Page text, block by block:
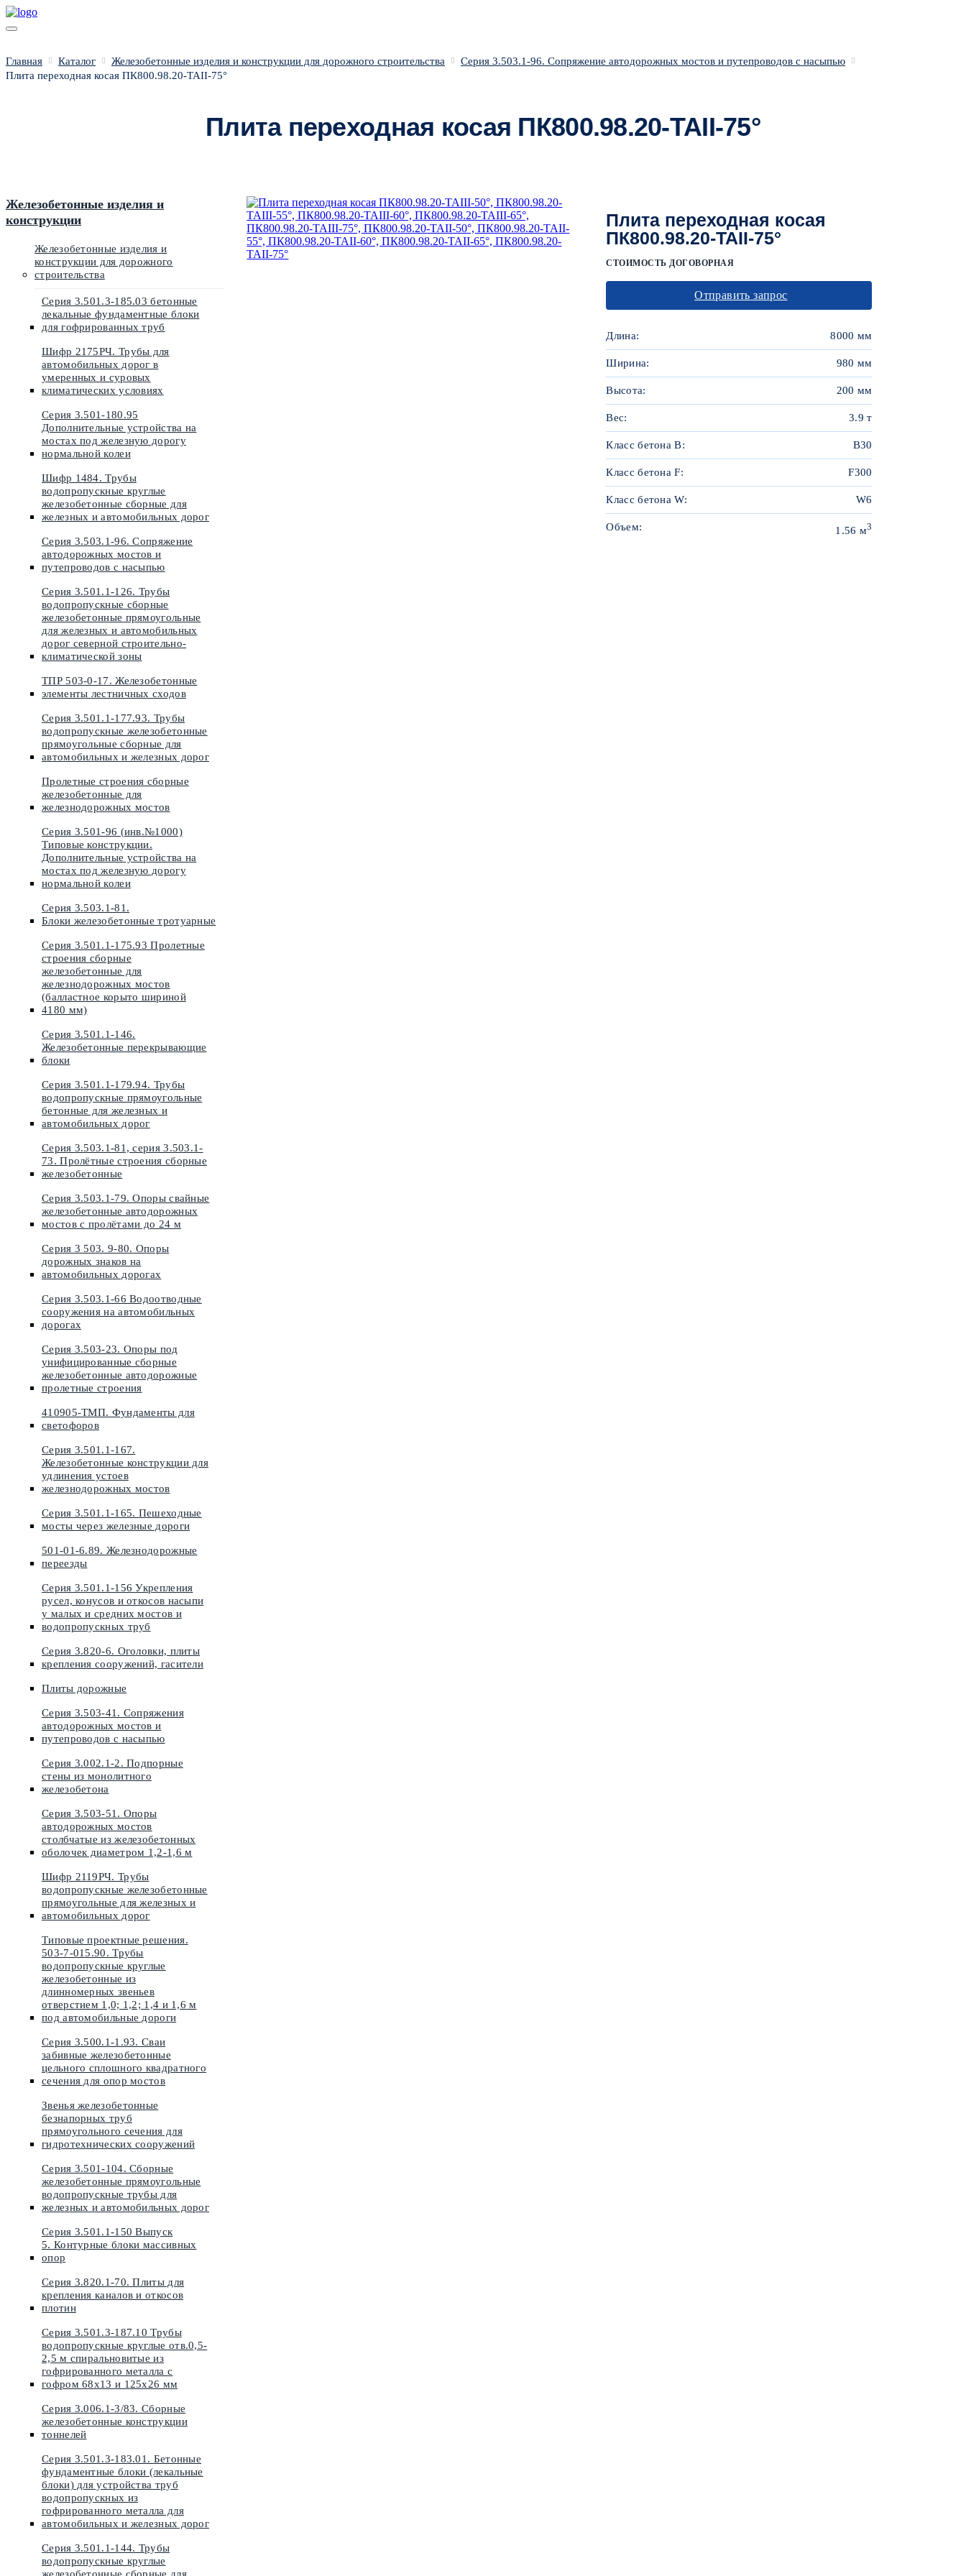
Главная Каталог Железобетонные изделия и конструкции для дорожного строительства
Серия 3.503.1-96. Сопряжение автодорожных мостов и путепроводов с насыпью
Плита переходная косая ПК800.98.20-ТАII-75°
Плита переходная косая ПК800.98.20-ТАII-75°
Железобетонные изделия и
конструкции
Железобетонные изделия и
конструкции для дорожного
строительства
Серия 3.501.3-185.03 бетонные
лекальные фундаментные блоки
для гофрированных труб
Шифр 2175РЧ. Трубы для
автомобильных дорог в
умеренных и суровых
климатических условиях
Серия 3.501-180.95
Дополнительные устройства на
мостах под железную дорогу
нормальной колеи
Шифр 1484. Трубы
водопропускные круглые
железобетонные сборные для
железных и автомобильных дорог
Серия 3.503.1-96. Сопряжение
автодорожных мостов и
путепроводов с насыпью
Серия 3.501.1-126. Трубы
водопропускные сборные
железобетонные прямоугольные
для железных и автомобильных
дорог северной строительно-
климатической зоны
ТПР 503-0-17. Железобетонные
элементы лестничных сходов
Серия 3.501.1-177.93. Трубы
водопропускные железобетонные
прямоугольные сборные для
автомобильных и железных дорог
Пролетные строения сборные
железобетонные для
железнодорожных мостов
Серия 3.501-96 (инв.№1000)
Типовые конструкции.
Дополнительные устройства на
мостах под железную дорогу
нормальной колеи
Серия 3.503.1-81.
Блоки железобетонные тротуарные
Серия 3.501.1-175.93 Пролетные
строения сборные
железобетонные для
железнодорожных мостов
(балластное корыто шириной
4180 мм)
Серия 3.501.1-146.
Железобетонные перекрывающие
блоки
Серия 3.501.1-179.94. Трубы
водопропускные прямоугольные
бетонные для железных и
автомобильных дорог
Серия 3.503.1-81, серия 3.503.1-
73. Пролётные строения сборные
железобетонные
Серия 3.503.1-79. Опоры свайные
железобетонные автодорожных
мостов с пролётами до 24 м
Серия 3 503. 9-80. Опоры
дорожных знаков на
автомобильных дорогах
Серия 3.503.1-66 Водоотводные
сооружения на автомобильных
дорогах
Серия 3.503-23. Опоры под
унифицированные сборные
железобетонные автодорожные
пролетные строения
410905-ТМП. Фундаменты для
светофоров
Серия 3.501.1-167.
Железобетонные конструкции для
удлинения устоев
железнодорожных мостов
Серия 3.501.1-165. Пешеходные
мосты через железные дороги
501-01-6.89. Железнодорожные
переезды
Серия 3.501.1-156 Укрепления
русел, конусов и откосов насыпи
у малых и средних мостов и
водопропускных труб
Серия 3.820-6. Оголовки, плиты
крепления сооружений, гасители
Плиты дорожные
Серия 3.503-41. Сопряжения
автодорожных мостов и
путепроводов с насыпью
Серия 3.002.1-2. Подпорные
стены из монолитного
железобетона
Серия 3.503-51. Опоры
автодорожных мостов
столбчатые из железобетонных
оболочек диаметром 1,2-1,6 м
Шифр 2119РЧ. Трубы
водопропускные железобетонные
прямоугольные для железных и
автомобильных дорог
Типовые проектные решения.
503-7-015.90. Трубы
водопропускные круглые
железобетонные из
длинномерных звеньев
отверстием 1,0; 1,2; 1,4 и 1,6 м
под автомобильные дороги
Серия 3.500.1-1.93. Сваи
забивные железобетонные
цельного сплошного квадратного
сечения для опор мостов
Звенья железобетонные
безнапорных труб
прямоугольного сечения для
гидротехнических сооружений
Серия 3.501-104. Сборные
железобетонные прямоугольные
водопропускные трубы для
железных и автомобильных дорог
Серия 3.501.1-150 Выпуск
5. Контурные блоки массивных
опор
Серия 3.820.1-70. Плиты для
крепления каналов и откосов
плотин
Серия 3.501.3-187.10 Трубы
водопропускные круглые отв.0,5-
2,5 м спиральновитые из
гофрированного металла с
гофром 68х13 и 125х26 мм
Серия 3.006.1-3/83. Сборные
железобетонные конструкции
тоннелей
Серия 3.501.3-183.01. Бетонные
фундаментные блоки (лекальные
блоки) для устройства труб
водопропускных из
гофрированного металла для
автомобильных и железных дорог
Серия 3.501.1-144. Трубы
водопропускные круглые
Плита переходная косая
ПК800.98.20-ТАII-75°
СТОИМОСТЬ ДОГОВОРНАЯ
Отправить запрос
Длина: 8000 мм
Ширина: 980 мм
Высота: 200 мм
Вес: 3.9 т
Класс бетона B: B30
Класс бетона F: F300
Класс бетона W: W6
Объем: 1.56 м3